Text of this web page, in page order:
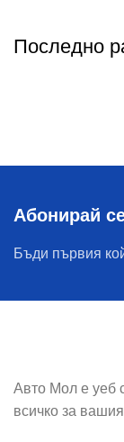
Последно
Абонирай
Бъди първия
Авто Мол е уеб
всичко за